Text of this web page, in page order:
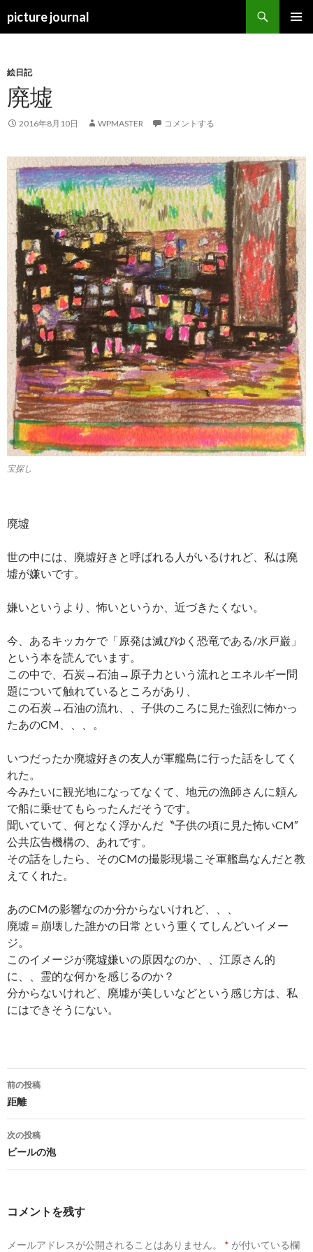
picture journal
索
ン
ツ
へ
ス
絵日記
廃墟
2016年8月10日 WPMASTER コメントする
宝探し
廃墟
世の中には、廃墟好きと呼ばれる人がいるけれど、私は廃
墟が嫌いです。
嫌いというより、怖いというか、近づきたくない。
今、あるキッカケで「原発は滅びゆく恐竜である/水戸巌」
という本を読んでいます。
この中で、石炭→石油→原子力という流れとエネルギー問
題について触れているところがあり、
この石炭→石油の流れ、、子供のころに見た強烈に怖かっ
たあのCM、、、。
いつだったか廃墟好きの友人が軍艦島に行った話をしてく
れた。
今みたいに観光地になってなくて、地元の漁師さんに頼ん
で船に乗せてもらったんだそうです。
聞いていて、何となく浮かんだ〝子供の頃に見た怖いCM″
公共広告機構の、あれです。
その話をしたら、そのCMの撮影現場こそ軍艦島なんだと教
えてくれた。
あのCMの影響なのか分からないけれど、、、
廃墟＝崩壊した誰かの日常 という重くてしんどいイメー
ジ。
このイメージが廃墟嫌いの原因なのか、、江原さん的
に、、霊的な何かを感じるのか？
分からないけれど、廃墟が美しいなどという感じ方は、私
にはできそうにない。
投
稿
ナ
ゲ
前の投稿
距離
次の投稿
ビールの泡
コメントを残す
メールアドレスが公開されることはありません。 * が付いている欄